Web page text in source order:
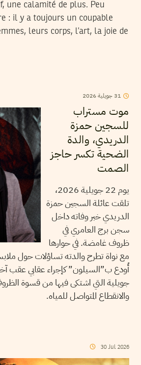
une calamité de plus. Peu
: il y a toujours un coupable
leurs corps, l’art, la joie de
31 جويلية2026
موت مستراب
للسجين حمزة
الدريدي، والدة
الضحية تكسر حاجز
الصمت
يوم 22 جويلية 2026،
تلقت عائلة السجين حمزة
الدريدي خبر وفاته داخل
سجن برج العامري في
ظروف غامضة. في حوارها
مع نواة تطرح والدته تساؤلات حول
جويلية التي اشتكى فيها من قسوة
والانقطاع المتواصل للمياه.
30 Jul 2026